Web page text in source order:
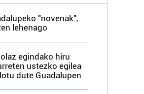
"novenak",
lehenago
egindako hiru
ustezko egilea
dute Guadalupen